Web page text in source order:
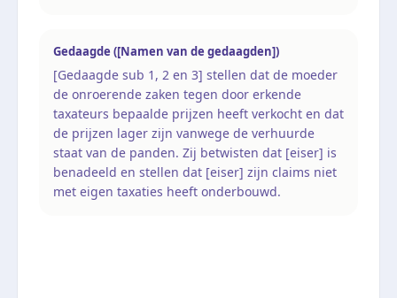
Gedaagde ([Namen van de gedaagden])
[Gedaagde sub 1, 2 en 3] stellen dat de moeder
de onroerende zaken tegen door erkende
taxateurs bepaalde prijzen heeft verkocht en dat
de prijzen lager zijn vanwege de verhuurde
staat van de panden. Zij betwisten dat [eiser] is
benadeeld en stellen dat [eiser] zijn claims niet
met eigen taxaties heeft onderbouwd.